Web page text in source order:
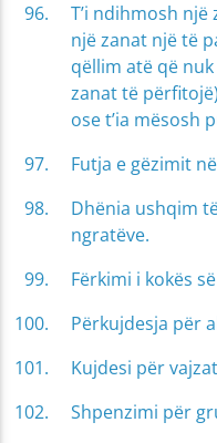
T’i ndihmosh një
një zanat një të
qëllim atë që
zanat të
ose t’ia mësosh
Futja e gëzimit
Dhënia ushqim
ngratëve.
Fërkimi i kokës
Përkujdesja për
Kujdesi për
Shpenzimi për